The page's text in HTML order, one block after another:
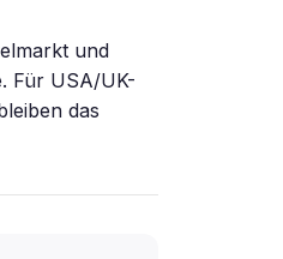
und
Für USA/UK-
das